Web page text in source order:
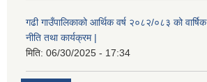
गढी गाउँपालिकाको आर्थिक वर्ष २०८२/०८३ को वार्षिक
नीति तथा कार्यक्रम |
मिति: 06/30/2025 - 17:34